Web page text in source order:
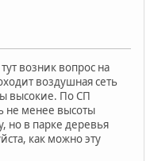
возник вопрос на
воздушная сеть
высокие. По СП
не менее высоты
но в парке деревья
как можно эту